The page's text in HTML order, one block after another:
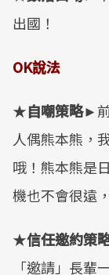
出國！
OK說法
★自嘲策略►
人偶熊本熊，
哦！熊本熊是
機也不會很遠
★信任邀約策
「邀請」長輩